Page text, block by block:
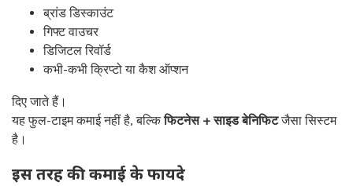
ब्रांड डिस्काउंट
गिफ्ट वाउचर
डिजिटल रिवॉर्ड
कभी-कभी क्रिप्टो या कैश ऑप्शन
दिए जाते हैं।
यह फुल-टाइम कमाई नहीं है, बल्किफिटनेस + साइड बेनिफिटजैसा सिस्टम
है।
इस तरह की कमाई के फायदे